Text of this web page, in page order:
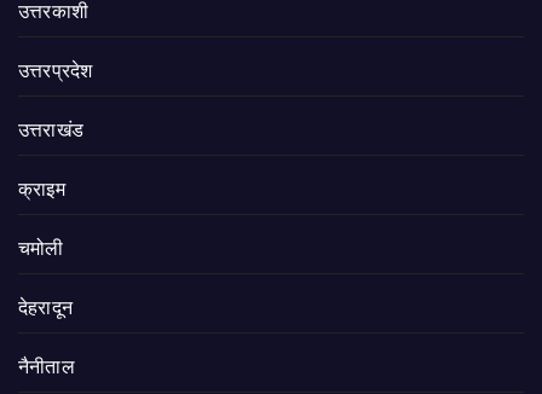
उत्तरकाशी
उत्तरप्रदेश
उत्तराखंड
क्राइम
चमोली
देहरादून
नैनीताल